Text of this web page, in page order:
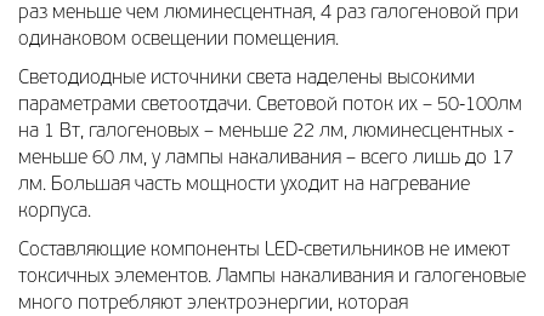
раз меньше чем люминесцентная, 4 раз галогеновой при
одинаковом освещении помещения.
Светодиодные источники света наделены высокими
параметрами светоотдачи. Световой поток их – 50-100лм
на 1 Вт, галогеновых – меньше 22 лм, люминесцентных -
меньше 60 лм, у лампы накаливания – всего лишь до 17
лм. Большая часть мощности уходит на нагревание
корпуса.
Составляющие компоненты LED-светильников не имеют
токсичных элементов. Лампы накаливания и галогеновые
много потребляют электроэнергии, которая